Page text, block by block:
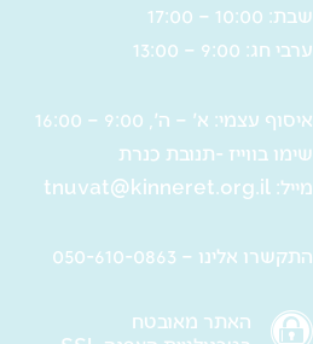
שבת: 10:00 – 17:00
ערבי חג: 9:00 – 13:00
איסוף עצמי: א' – ה', 9:00 – 16:00
שימו בווייז -תנובת כנרת
מייל: tnuvat@kinneret.org.il
התקשרו אלינו – 050-610-0863
האתר מאובטח